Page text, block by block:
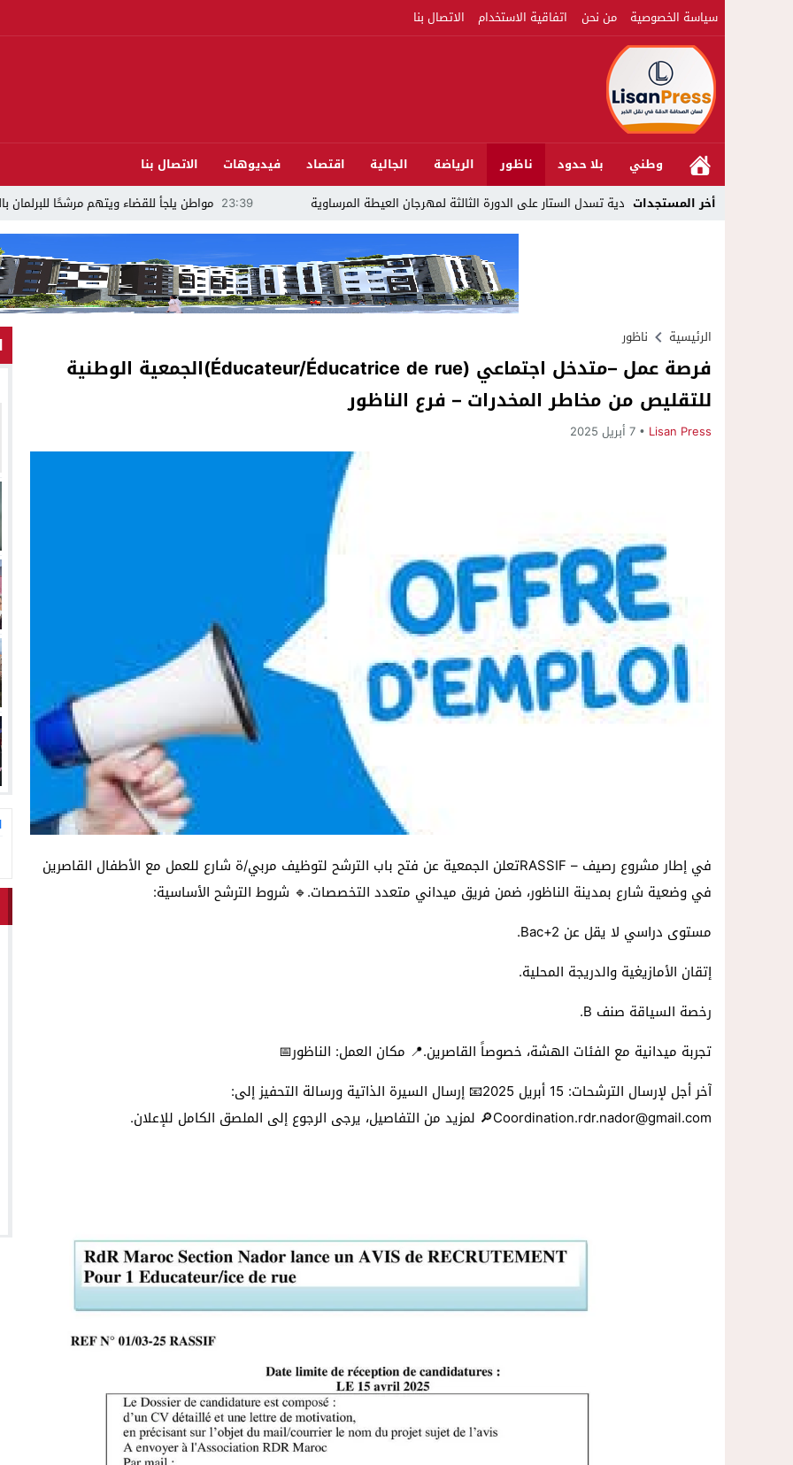
سياسة الخصوصية من نحن اتفاقية الاستخدام الاتصال بنا
وطني بلا حدود ناظور الرياضة الجالية اقتصاد فيديوهات
الاتصال بنا
أخر المستجدات
23:39 مواطن يلجأ للقضاء ويتهم مرشحًا للبرلمان بالدريوش بالاستيلاء على 22 مليون المحمدية تسدل الستار على الدورة الثالثة لمهرجان العيطة المرساوية
الرئيسية ناظور
فرصة عمل –متدخل اجتماعي (Éducateur/Éducatrice de rue)الجمعية الوطنية
للتقليص من مخاطر المخدرات – فرع الناظور
Lisan Press 7 أبريل 2025
في إطار مشروع رصيف – RASSIFتعلن الجمعية عن فتح باب الترشح لتوظيف مربي/ة شارع للعمل مع الأطفال القاصرين
في وضعية شارع بمدينة الناظور، ضمن فريق ميداني متعدد التخصصات.🔹 شروط الترشح الأساسية:
مستوى دراسي لا يقل عن Bac+2.
إتقان الأمازيغية والدريجة المحلية.
رخصة السياقة صنف B.
تجربة ميدانية مع الفئات الهشة، خصوصاً القاصرين.📍 مكان العمل: الناظور📅
آخر أجل لإرسال الترشحات: 15 أبريل 2025📧 إرسال السيرة الذاتية ورسالة التحفيز إلى:
Coordination.rdr.nador@gmail.com🔎 لمزيد من التفاصيل، يرجى الرجوع إلى الملصق الكامل للإعلان.